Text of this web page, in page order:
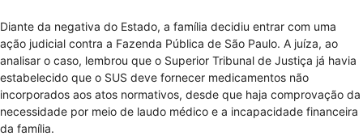
Diante da negativa do Estado, a família decidiu entrar com uma
ação judicial contra a Fazenda Pública de São Paulo. A juíza, ao
analisar o caso, lembrou que o Superior Tribunal de Justiça já havia
estabelecido que o SUS deve fornecer medicamentos não
incorporados aos atos normativos, desde que haja comprovação da
necessidade por meio de laudo médico e a incapacidade financeira
da família.